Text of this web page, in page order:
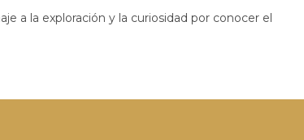
a la exploración y la curiosidad por conocer el